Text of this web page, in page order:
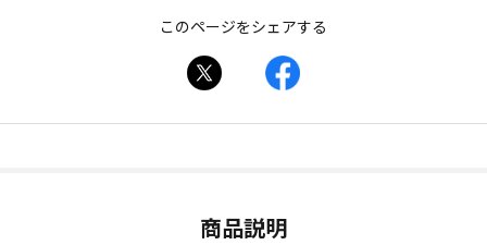
このページをシェアする
商品説明